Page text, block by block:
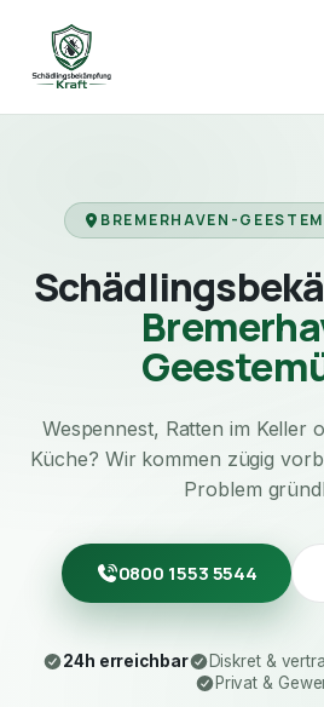
BREMERHAVEN-
Wespennest, Ratten im Keller
Küche? Wir kommen zügig
Problem
0800 1553 5544
24h erreichbar Diskret &
Privat &